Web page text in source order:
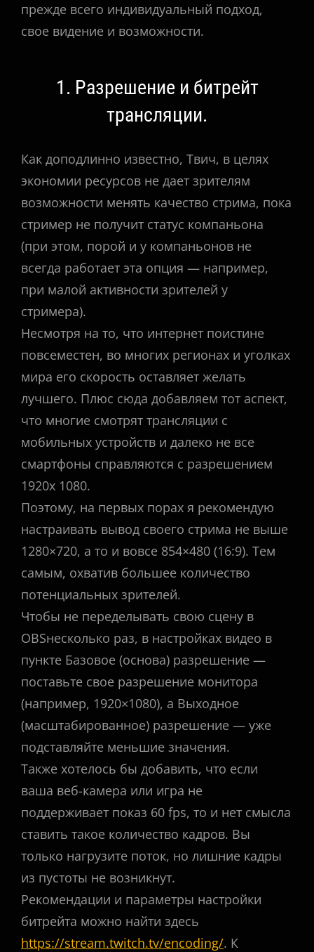
прежде всего индивидуальный подход,
свое видение и возможности.
1. Разрешение и битрейт
трансляции.
Как доподлинно известно, Твич, в целях
экономии ресурсов не дает зрителям
возможности менять качество стрима, пока
стример не получит статус компаньона
(при этом, порой и у компаньонов не
всегда работает эта опция — например,
при малой активности зрителей у
стримера).
Несмотря на то, что интернет поистине
повсеместен, во многих регионах и уголках
мира его скорость оставляет желать
лучшего. Плюс сюда добавляем тот аспект,
что многие смотрят трансляции с
мобильных устройств и далеко не все
смартфоны справляются с разрешением
1920x 1080.
Поэтому, на первых порах я рекомендую
настраивать вывод своего стрима не выше
1280×720, а то и вовсе 854×480 (16:9). Тем
самым, охватив большее количество
потенциальных зрителей.
Чтобы не переделывать свою сцену в
OBSнесколько раз, в настройках видео в
пункте Базовое (основа) разрешение —
поставьте свое разрешение монитора
(например, 1920×1080), а Выходное
(масштабированное) разрешение — уже
подставляйте меньшие значения.
Также хотелось бы добавить, что если
ваша веб-камера или игра не
поддерживает показ 60 fps, то и нет смысла
ставить такое количество кадров. Вы
только нагрузите поток, но лишние кадры
из пустоты не возникнут.
Рекомендации и параметры настройки
битрейта можно найти здесь
https://stream.twitch.tv/encoding/. К